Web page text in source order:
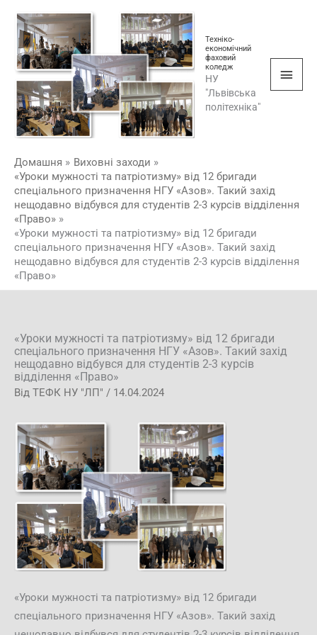
вмісту
Техніко-
економічний
фаховий
коледж
НУ
"Львівська
політехніка"
Домашня
Виховні заходи
«Уроки мужності та патріотизму» від 12 бригади
спеціального призначення НГУ «Азов». Такий захід
нещодавно відбувся для студентів 2-3 курсів відділення
«Право»
«Уроки мужності та патріотизму» від 12 бригади
спеціального призначення НГУ «Азов». Такий захід
нещодавно відбувся для студентів 2-3 курсів відділення
«Право»
«Уроки мужності та патріотизму» від 12 бригади
спеціального призначення НГУ «Азов». Такий захід
нещодавно відбувся для студентів 2-3 курсів
відділення «Право»
Від ТЕФК НУ "ЛП" / 14.04.2024
«Уроки мужності та патріотизму» від 12 бригади
спеціального призначення НГУ «Азов». Такий захід